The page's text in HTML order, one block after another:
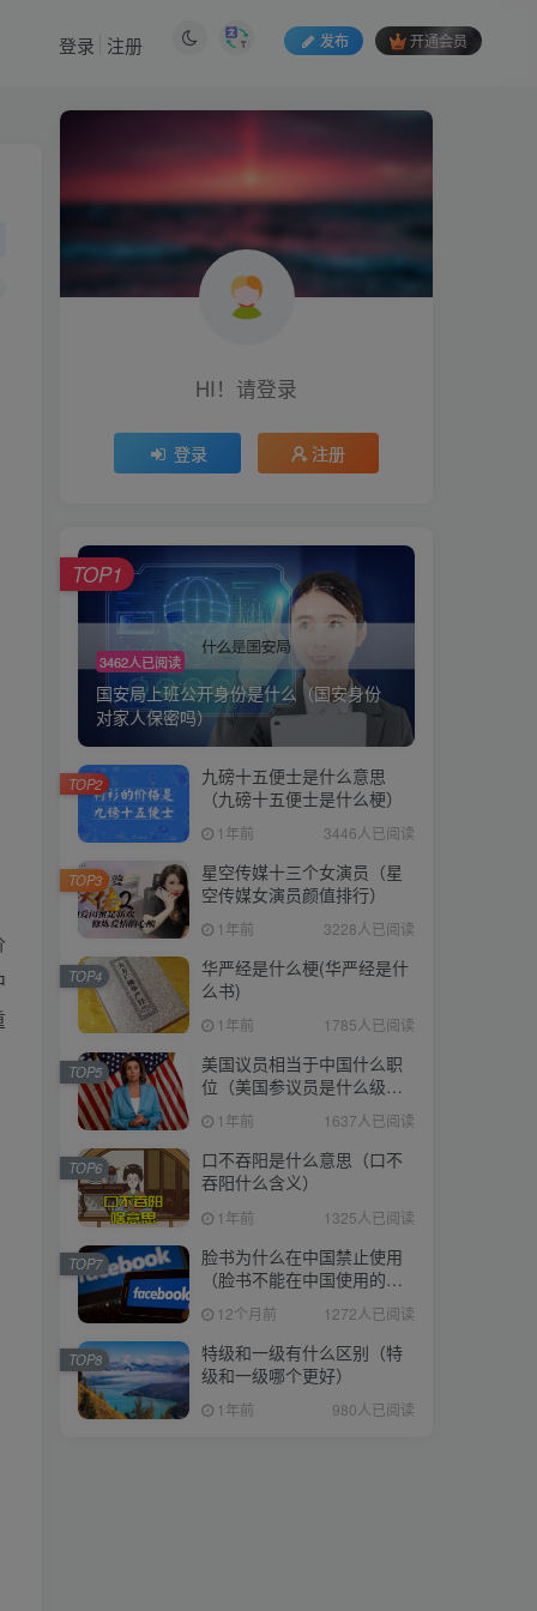
发布 开通会员
登录 注册
HI！请登录
登录 注册
3462人已阅读
国安局上班公开身份是什么（国安身份
对家人保密吗）
TOP1
九磅十五便士是什么意思
（九磅十五便士是什么梗）
1年前 3446人已阅读
TOP2
星空传媒十三个女演员（星
空传媒女演员颜值排行）
1年前 3228人已阅读
TOP3
华严经是什么梗(华严经是什
么书)
1年前 1785人已阅读
TOP4
美国议员相当于中国什么职
位（美国参议员是什么级
别）1年前 1637人已阅读
TOP5
口不吞阳是什么意思（口不
吞阳什么含义）
1年前 1325人已阅读
TOP6
脸书为什么在中国禁止使用
（脸书不能在中国使用的原
12个月前 1272人已阅读
TOP7
特级和一级有什么区别（特
级和一级哪个更好）
1年前 980人已阅读
TOP8
HI！请登录
登录 注册
3462人已阅读
国安局上班公开身份是什么（国安身份
对家人保密吗）
TOP1
九磅十五便士是什么意思
（九磅十五便士是什么梗）
1年前 3446人已阅读
TOP2
星空传媒十三个女演员（星
空传媒女演员颜值排行）
1年前 3228人已阅读
TOP3
华严经是什么梗(华严经是什
么书)
1年前 1785人已阅读
TOP4
美国议员相当于中国什么职
位（美国参议员是什么级
1年前 1637人已阅读
TOP5
口不吞阳是什么意思（口不
吞阳什么含义）
1年前 1325人已阅读
TOP6
脸书为什么在中国禁止使用
（脸书不能在中国使用的原
因）12个月前 1272人已阅读
TOP7
特级和一级有什么区别（特
级和一级哪个更好）
1年前 980人已阅读
TOP8